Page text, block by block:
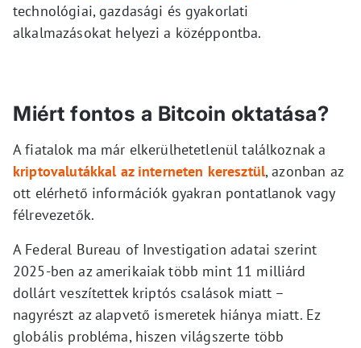
technológiai, gazdasági és gyakorlati
alkalmazásokat helyezi a középpontba.
Miért fontos a Bitcoin oktatása?
A fiatalok ma már elkerülhetetlenül találkoznak a
kriptovalutákkal az interneten keresztül, azonban az
ott elérhető információk gyakran pontatlanok vagy
félrevezetők.
A Federal Bureau of Investigation adatai szerint
2025-ben az amerikaiak több mint 11 milliárd
dollárt veszítettek kriptós csalások miatt –
nagyrészt az alapvető ismeretek hiánya miatt. Ez
globális probléma, hiszen világszerte több